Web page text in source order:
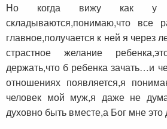
Но когда вижу как у
складываются,понимаю,что все
главное,получается к ней я через
страстное желание
держать,что б ребенка зачать…и
отношениях появляется,я
человек мой муж,я даже не
духовно быть вместе,а Бог мне это